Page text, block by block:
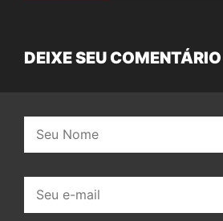
DEIXE SEU COMENTÁRIO
mail: